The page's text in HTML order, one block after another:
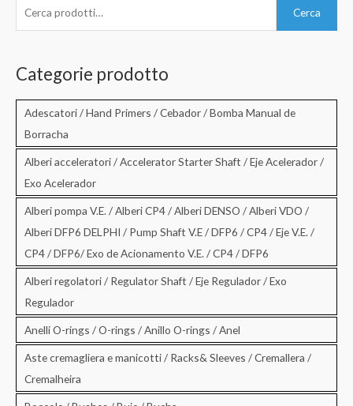
c
Cerca
Categorie prodotto
Adescatori / Hand Primers / Cebador / Bomba Manual de
Borracha
Alberi acceleratori / Accelerator Starter Shaft / Eje Acelerador /
Exo Acelerador
Alberi pompa V.E. / Alberi CP4 / Alberi DENSO / Alberi VDO /
Alberi DFP6 DELPHI / Pump Shaft V.E / DFP6 / CP4 / Eje V.E. /
CP4 / DFP6/ Exo de Acionamento V.E. / CP4 / DFP6
Alberi regolatori / Regulator Shaft / Eje Regulador / Exo
Regulador
Anelli O-rings / O-rings / Anillo O-rings / Anel
Aste cremagliera e manicotti / Racks& Sleeves / Cremallera /
Cremalheira